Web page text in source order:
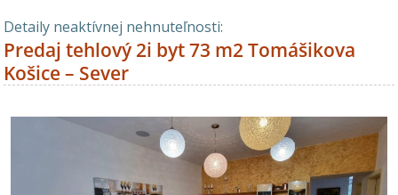
Detaily neaktívnej nehnuteľnosti:
Predaj tehlový 2i byt 73 m2 Tomášikova
Košice – Sever